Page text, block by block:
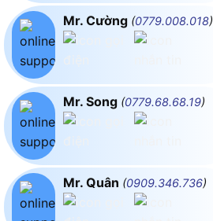
Mr. Cường (0779.008.018)
Mr. Song (0779.68.68.19)
Mr. Quân (0909.346.736)